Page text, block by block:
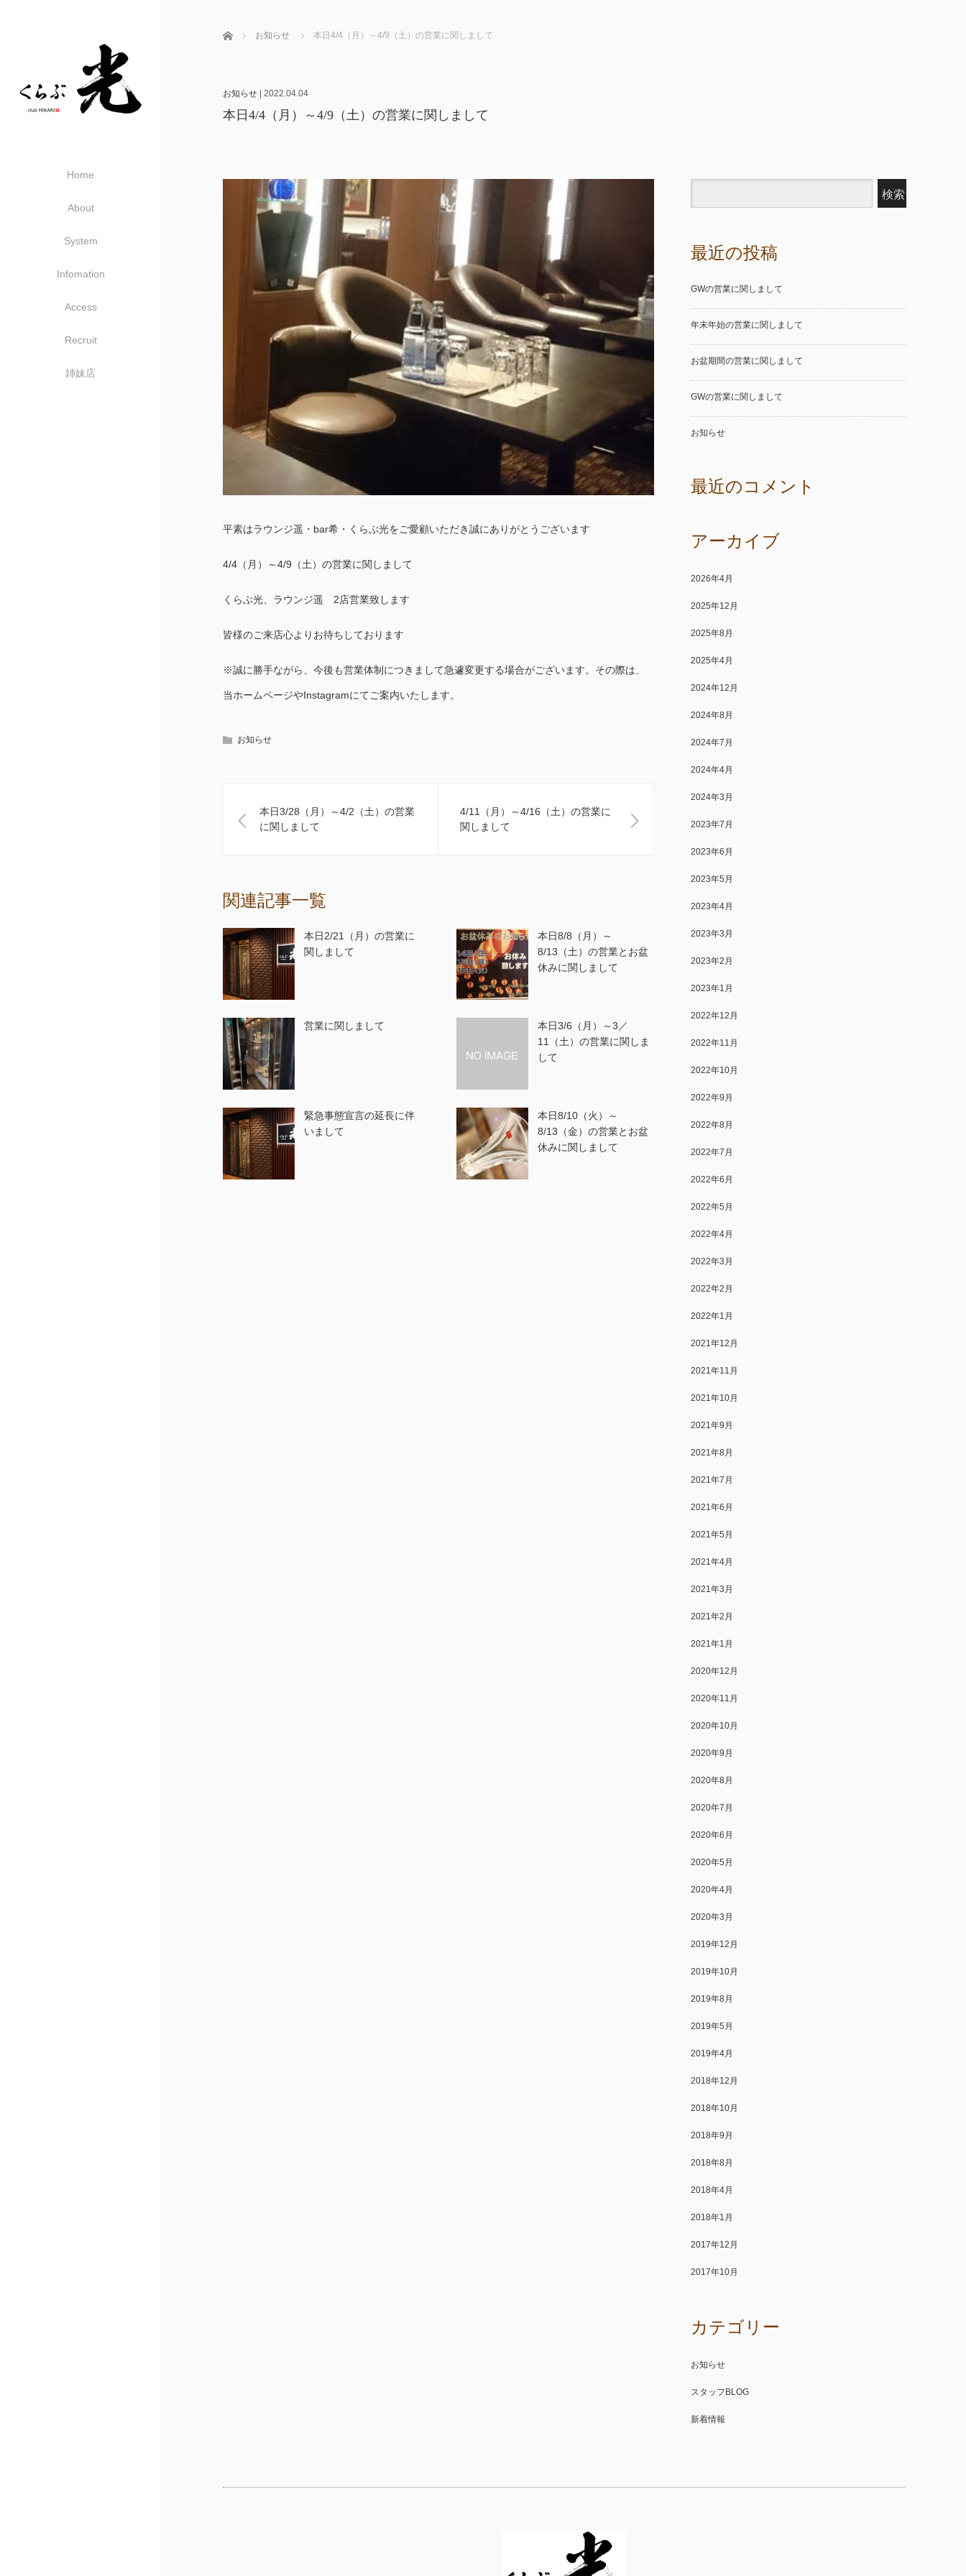
Home
About
System
Infomation
Access
Recruit
姉妹店
ホーム お知らせ 本日4/4（月）～4/9（土）の営業に関しまして
お知らせ| 2022.04.04
本日4/4（月）～4/9（土）の営業に関しまして
平素はラウンジ遥・bar希・くらぶ光をご愛顧いただき誠にありがとうございます
4/4（月）～4/9（土）の営業に関しまして
くらぶ光、ラウンジ遥 2店営業致します
皆様のご来店心よりお待ちしております
※誠に勝手ながら、今後も営業体制につきまして急遽変更する場合がございます。その際は、
当ホームページやInstagramにてご案内いたします。
お知らせ
本日3/28（月）～4/2（土）の営業
に関しまして
4/11（月）～4/16（土）の営業に
関しまして
関連記事一覧
本日2/21（月）の営業に
関しまして
本日8/8（月）～
8/13（土）の営業とお盆
休みに関しまして
営業に関しまして
本日3/6（月）～3／
11（土）の営業に関しま
して
緊急事態宣言の延長に伴
いまして
本日8/10（火）～
8/13（金）の営業とお盆
休みに関しまして
最近の投稿
GWの営業に関しまして
年末年始の営業に関しまして
お盆期間の営業に関しまして
GWの営業に関しまして
お知らせ
最近のコメント
アーカイブ
2026年4月
2025年12月
2025年8月
2025年4月
2024年12月
2024年8月
2024年7月
2024年4月
2024年3月
2023年7月
2023年6月
2023年5月
2023年4月
2023年3月
2023年2月
2023年1月
2022年12月
2022年11月
2022年10月
2022年9月
2022年8月
2022年7月
2022年6月
2022年5月
2022年4月
2022年3月
2022年2月
2022年1月
2021年12月
2021年11月
2021年10月
2021年9月
2021年8月
2021年7月
2021年6月
2021年5月
2021年4月
2021年3月
2021年2月
2021年1月
2020年12月
2020年11月
2020年10月
2020年9月
2020年8月
2020年7月
2020年6月
2020年5月
2020年4月
2020年3月
2019年12月
2019年10月
2019年8月
2019年5月
2019年4月
2018年12月
2018年10月
2018年9月
2018年8月
2018年4月
2018年1月
2017年12月
2017年10月
カテゴリー
お知らせ
スタッフBLOG
新着情報